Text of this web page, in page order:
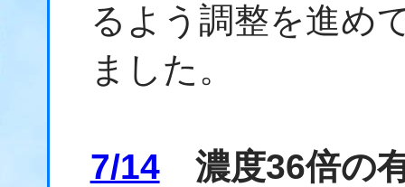
るよう調整を進め
ました。
7/14濃度36倍の